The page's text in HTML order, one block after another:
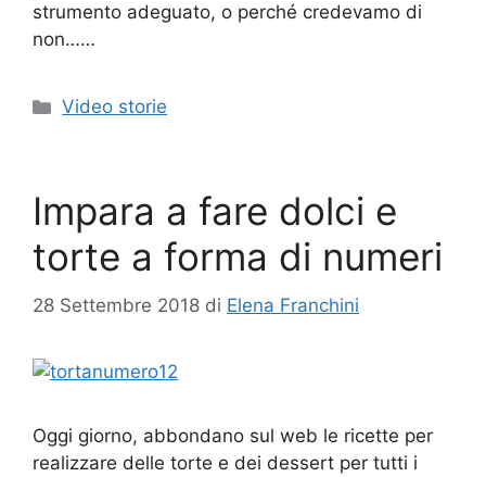
strumento adeguato, o perché credevamo di
non……
Categorie
Video storie
Impara a fare dolci e
torte a forma di numeri
28 Settembre 2018 di Elena Franchini
Oggi giorno, abbondano sul web le ricette per
realizzare delle torte e dei dessert per tutti i